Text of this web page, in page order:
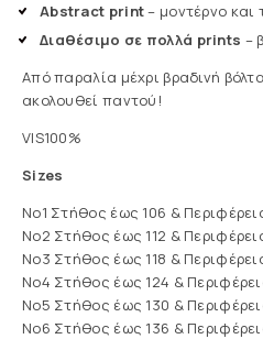
Abstract print– μοντέρνο και
Διαθέσιμο σε πολλά prints –
Από παραλία μέχρι βραδινή
ακολουθεί παντού!
VIS100%
Sizes
No1 Στήθος έως 106 &
No2 Στήθος έως 112 &
No3 Στήθος έως 118 &
No4 Στήθος έως 124 &
No5 Στήθος έως 130 &
No6 Στήθος έως 136 &